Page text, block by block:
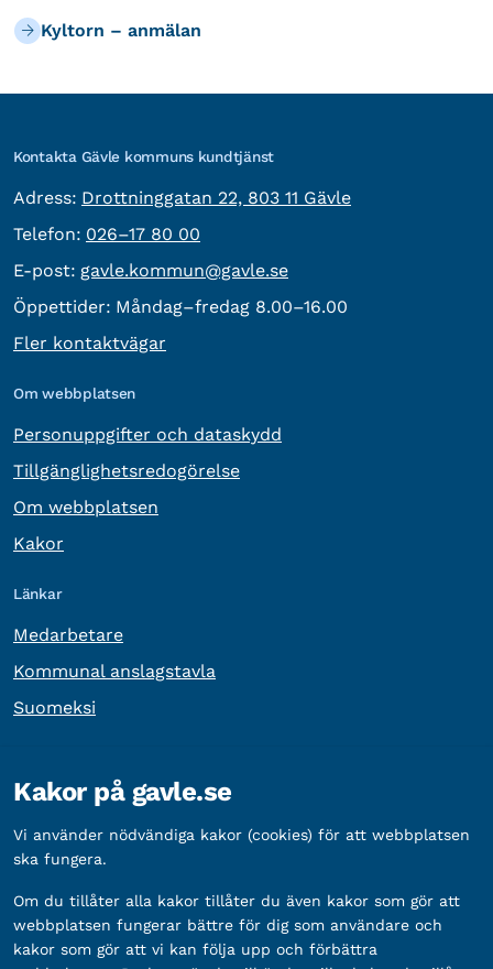
Kyltorn – anmälan
Kontakta Gävle kommuns kundtjänst
Adress: besöksadress:
Drottninggatan 22, 803 11 Gävle
Telefon: Telefon:
026–17 80 00
E-post: E-post:
gavle.kommun@gavle.se
Öppettider: Måndag–fredag 8.00–16.00
Fler kontaktvägar
Om webbplatsen
Personuppgifter och dataskydd
Tillgänglighetsredogörelse
Om webbplatsen
Kakor
Länkar
Medarbetare
Kommunal anslagstavla
Suomeksi
Organisationsnummer: 212000-2338
Bankgironummer: 5888-2333
Kakor på gavle.se
Vi använder nödvändiga kakor (cookies) för att webbplatsen
ska fungera.
Om du tillåter alla kakor tillåter du även kakor som gör att
webbplatsen fungerar bättre för dig som användare och
kakor som gör att vi kan följa upp och förbättra